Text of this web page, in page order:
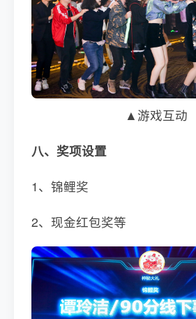
▲游戏互动
八、奖项设置
1、锦鲤奖
2、现金红包奖等